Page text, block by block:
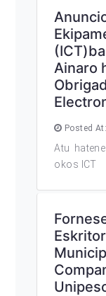
Ainaro
Posted
Atu
okos ICT